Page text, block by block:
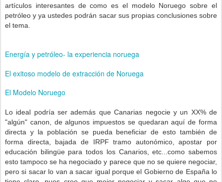
artículos interesantes de como es el modelo Noruego sobre el
petróleo y ya ustedes podrán sacar sus propias conclusiones sobre
el tema.
Energía y petróleo- la experiencia noruega
El exitoso modelo de extracción de Noruega
El Modelo Noruego
Lo ideal podría ser además que Canarias negocie y un XX% de
"algún" canon, de algunos impuestos se quedaran aquí de forma
directa y la población se pueda beneficiar de esto también de
forma directa, bajada de IRPF tramo autonómico, apostar por
educación bilingüe para todos los Canarios, etc...como sabemos
esto tampoco se ha negociado y parece que no se quiere negociar,
pero si sacar lo van a sacar igual porque el Gobierno de España lo